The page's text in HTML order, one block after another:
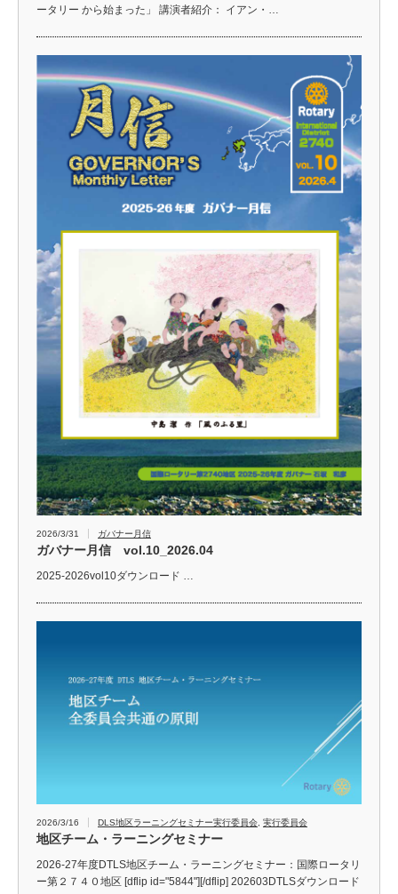
ータリー から始まった」 講演者紹介： イアン・…
2026/3/31 ガバナー月信
ガバナー月信 vol.10_2026.04
2025-2026vol10ダウンロード …
2026/3/16 DLS地区ラーニングセミナー実行委員会 実行委員会
地区チーム・ラーニングセミナー
2026-27年度DTLS地区チーム・ラーニングセミナー：国際ロータリ
ー第２７４０地区 [dflip id="5844"][/dflip] 202603DTLSダウンロード